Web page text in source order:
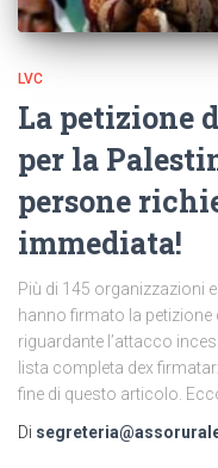
LVC
La petizione
per la
persone
immediata!
Più di 145 organizzazioni
hanno firmato la petizione
riguardante l’attacco
lista completa dex
fine di questo articolo.
Di